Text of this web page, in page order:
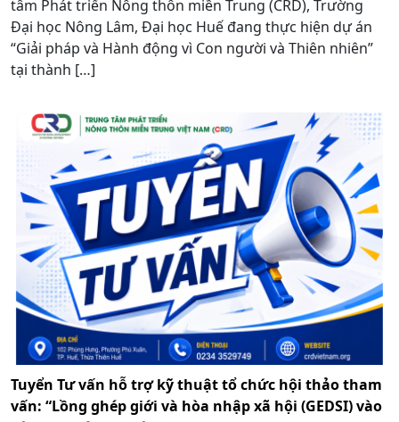
tâm Phát triển Nông thôn miền Trung (CRD), Trường
Đại học Nông Lâm, Đại học Huế đang thực hiện dự án
“Giải pháp và Hành động vì Con người và Thiên nhiên”
tại thành […]
Tuyển Tư vấn hỗ trợ kỹ thuật tổ chức hội thảo tham
vấn: “Lồng ghép giới và hòa nhập xã hội (GEDSI) vào